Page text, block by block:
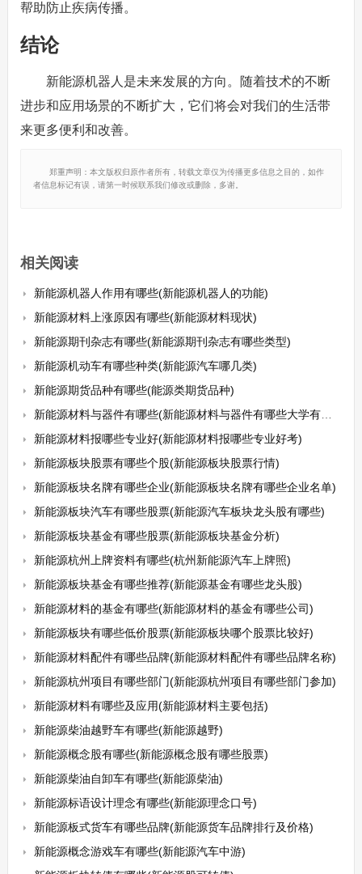
帮助防止疾病传播。
结论
新能源机器人是未来发展的方向。随着技术的不断
进步和应用场景的不断扩大，它们将会对我们的生活带
来更多便利和改善。
郑重声明：本文版权归原作者所有，转载文章仅为传播更多信息之目的，如作
者信息标记有误，请第一时候联系我们修改或删除，多谢。
相关阅读
新能源机器人作用有哪些(新能源机器人的功能)
新能源材料上涨原因有哪些(新能源材料现状)
新能源期刊杂志有哪些(新能源期刊杂志有哪些类型)
新能源机动车有哪些种类(新能源汽车哪几类)
新能源期货品种有哪些(能源类期货品种)
新能源材料与器件有哪些(新能源材料与器件有哪些大学有这个专业)
新能源材料报哪些专业好(新能源材料报哪些专业好考)
新能源板块股票有哪些个股(新能源板块股票行情)
新能源板块名牌有哪些企业(新能源板块名牌有哪些企业名单)
新能源板块汽车有哪些股票(新能源汽车板块龙头股有哪些)
新能源板块基金有哪些股票(新能源板块基金分析)
新能源杭州上牌资料有哪些(杭州新能源汽车上牌照)
新能源板块基金有哪些推荐(新能源基金有哪些龙头股)
新能源材料的基金有哪些(新能源材料的基金有哪些公司)
新能源板块有哪些低价股票(新能源板块哪个股票比较好)
新能源材料配件有哪些品牌(新能源材料配件有哪些品牌名称)
新能源杭州项目有哪些部门(新能源杭州项目有哪些部门参加)
新能源材料有哪些及应用(新能源材料主要包括)
新能源柴油越野车有哪些(新能源越野)
新能源概念股有哪些(新能源概念股有哪些股票)
新能源柴油自卸车有哪些(新能源柴油)
新能源标语设计理念有哪些(新能源理念口号)
新能源板式货车有哪些品牌(新能源货车品牌排行及价格)
新能源概念游戏车有哪些(新能源汽车中游)